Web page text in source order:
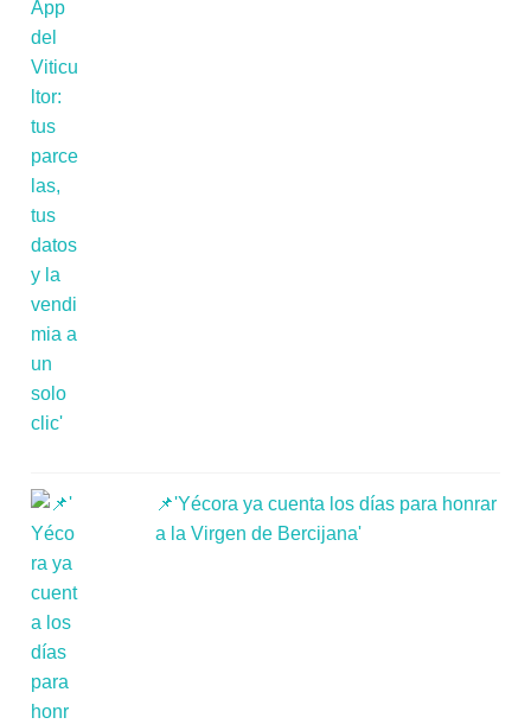
📌'Yécora ya cuenta los días para honrar
a la Virgen de Bercijana'